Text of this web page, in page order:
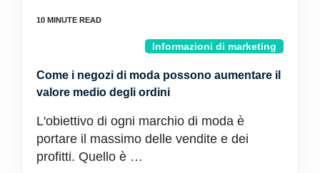
Informazioni di marketing
Come i negozi di moda possono aumentare il
valore medio degli ordini
L'obiettivo di ogni marchio di moda è
portare il massimo delle vendite e dei
profitti. Quello è …